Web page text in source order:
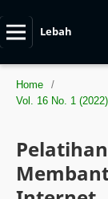
Lebah
Home /
Vol. 16 No. 1